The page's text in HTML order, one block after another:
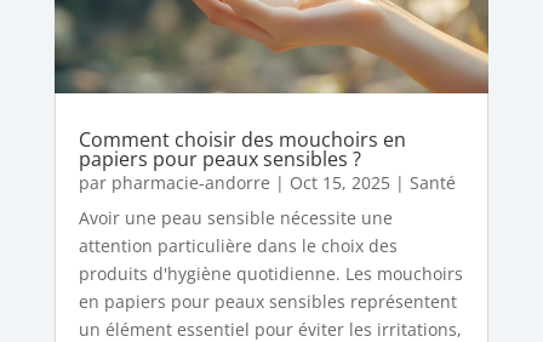
Comment choisir des mouchoirs en
papiers pour peaux sensibles ?
par pharmacie-andorre | Oct 15, 2025| Santé
Avoir une peau sensible nécessite une
attention particulière dans le choix des
produits d'hygiène quotidienne. Les mouchoirs
en papiers pour peaux sensibles représentent
un élément essentiel pour éviter les irritations,